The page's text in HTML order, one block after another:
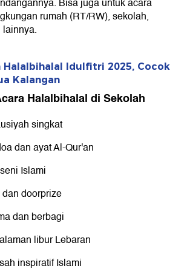
Bisa juga untuk acara
rumah (RT/RW), sekolah,
Halalbihalal Idulfitri 2025, Cocok
Kalangan
Halalbihalal di Sekolah
singkat
dan ayat Al-Qur'an
Islami
doorprize
dan berbagi
libur Lebaran
inspiratif Islami